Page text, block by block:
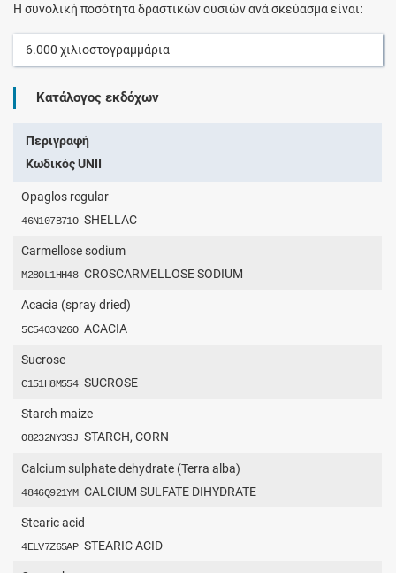
Η συνολική ποσότητα δραστικών ουσιών ανά σκεύασμα είναι:
6.000 χιλιοστογραμμάρια
Κατάλογος εκδόχων
Περιγραφή
Κωδικός UNII
Opaglos regular
46N107B71O SHELLAC
Carmellose sodium
M28OL1HH48 CROSCARMELLOSE SODIUM
Acacia (spray dried)
5C5403N26O ACACIA
Sucrose
C151H8M554 SUCROSE
Starch maize
O8232NY3SJ STARCH, CORN
Calcium sulphate dehydrate (Terra alba)
4846Q921YM CALCIUM SULFATE DIHYDRATE
Stearic acid
4ELV7Z65AP STEARIC ACID